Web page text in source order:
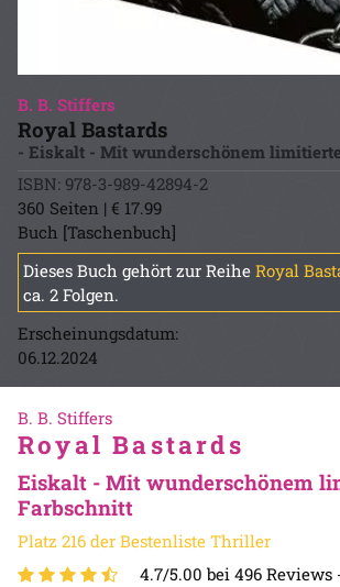
B. B. Stiffers
Royal Bastards
- Eiskalt - Mit wunderschönem
ISBN: 978-3-989-42894-2
360 Seiten | € 17.99
Buch [Taschenbuch]
Dieses Buch gehört zur Reihe Royal
ca. 2 Folgen.
Erscheinungsdatum:
06.12.2024
B. B. Stiffers
Royal Bastards
Eiskalt - Mit wunderschönem
Farbschnitt
Platz 216 der Bestenliste Thriller
4.7/5.00 bei 496 Reviews